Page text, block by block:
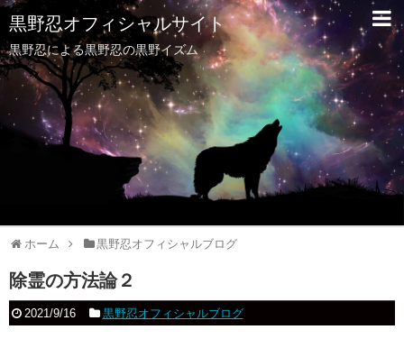
黒野忍オフィシャルサイト
黒野忍による黒野忍の黒野イズム
ホーム 黒野忍オフィシャルブログ
除霊の方法論２
2021/9/16 黒野忍オフィシャルブログ